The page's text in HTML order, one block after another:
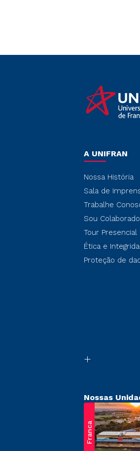
A UNIFRAN
Nossa História
Sala de
Trabalhe
Sou
Tour Presencial
Ética e
Proteção de
Nossas
Franca